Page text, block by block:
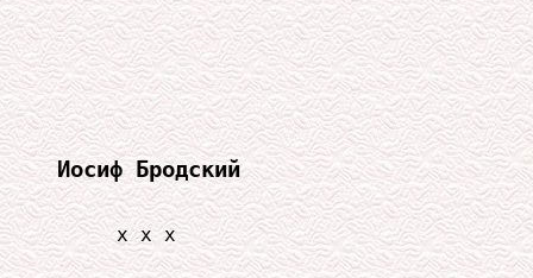
Иосиф Бродский
     x x x